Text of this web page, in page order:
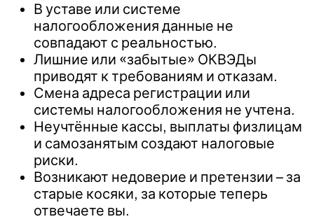
В уставе или системе
налогообложения данные не
совпадают с реальностью.
Лишние или «забытые» ОКВЭДы
приводят к требованиям и отказам.
Смена адреса регистрации или
системы налогообложения не учтена.
Неучтённые кассы, выплаты физлицам
и самозанятым создают налоговые
риски.
Возникают недоверие и претензии – за
старые косяки, за которые теперь
отвечаете вы.